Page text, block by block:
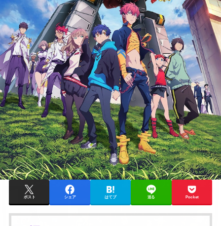
ポスト シェア はてブ 送る Pocket